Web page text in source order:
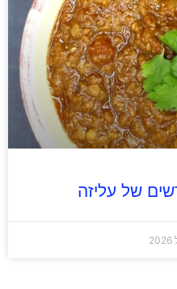
של עליזה